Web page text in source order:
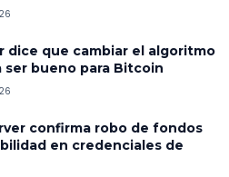
dice que cambiar el algoritmo
ser bueno para Bitcoin
confirma robo de fondos
en credenciales de